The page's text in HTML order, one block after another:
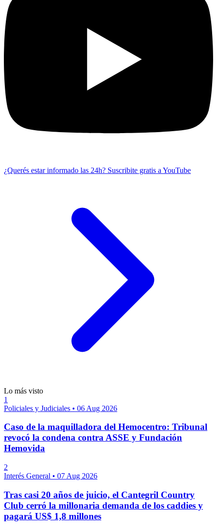
¿Querés estar informado las 24h? Suscribite gratis a YouTube
Lo más visto
1
Policiales y Judiciales • 06 Aug 2026
Caso de la maquilladora del Hemocentro: Tribunal
revocó la condena contra ASSE y Fundación
Hemovida
2
Interés General • 07 Aug 2026
Tras casi 20 años de juicio, el Cantegril Country
Club cerró la millonaria demanda de los caddies y
pagará US$ 1,8 millones